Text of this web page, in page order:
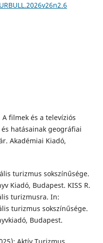
filmek és a televíziós
hatásainak geográfiai
Akadémiai Kiadó,
turizmus sokszínűsége.
Kiadó, Budapest. KISS R.
turizmusra. In:
turizmus sokszínűsége.
Budapest.
Aktív Turizmus.